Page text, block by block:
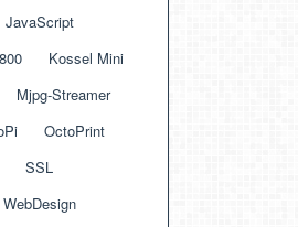
JavaScript
Kossel Mini
Mjpg-Streamer
OctoPrint
SSL
WebDesign